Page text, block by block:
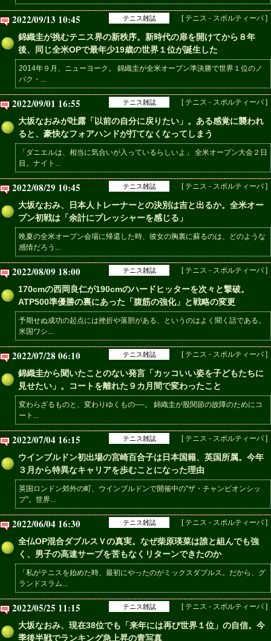
2022/09/13 10:45 テニス雑誌 [ テニス - スポルティーバ ]
錦織圭が挑むテニス界の新秩序。新時代の扉を開けてから８年
後、同じ全米OPで最年少19歳の世界１位が誕生した
2014年９月、ニューヨーク。 錦織圭が全米オープン準決勝で世界１位のノ
バク・...
2022/09/01 16:55 テニス雑誌 [ テニス - スポルティーバ ]
大坂なおみが吐露「以前の自分に戻りたい」。ある感覚に襲われ
ると、豪快なフォアハンドが打てなくなってしまう
「ダニエルは、相当に気合いが入っているらしいよ」 全米オープン大会２日
目。ナイト...
2022/08/29 10:45 テニス雑誌 [ テニス - スポルティーバ ]
大坂なおみ、日本人トレーナーとの決別は吉と出るか。全米オー
プン初戦は「余計にプレッシャーを感じる」
晩夏の全米オープン会場に帰還した時、彼女の胸裏に蘇るのは、どのような
感情だろう...
2022/08/09 18:00 テニス雑誌 [ テニス - スポルティーバ ]
170cmの西岡良仁が190cmのハードヒッターを次々と撃破。
ATP500準優勝の裏にあった「腹筋の強化」と戦略の変更
予期せぬ成功の起点には挫折や落胆がある、というのはよく聞く話である。
米国ワシ...
2022/07/28 06:10 テニス雑誌 [ テニス - スポルティーバ ]
錦織圭から聞いたことのない発言「カッコいい姿を子どもたちに
見せたい」。コートを離れた９カ月間で変わったこと
変わらざるものと、変わりゆくもの----。 錦織圭が股関節の故障のためにコ
ート...
2022/07/04 16:15 テニス雑誌 [ テニス - スポルティーバ ]
ウインブルドン初出場の宮崎百合子は日本国籍、英国所属。今年
３月から特異なキャリアを歩むことになった理由
英国ロンドン郊外の町、ウインブルドンで開催中の"ザ・チャンピオンシッ
プ"。世界...
2022/06/04 16:30 テニス雑誌 [ テニス - スポルティーバ ]
全仏OP混合ダブルスＶの真実。なぜ柴原瑛菜は誰と組んでも強
く、男子の高速サーブを苦もなくリターンできたのか
「私がテニスを始めた時、最初にやったのがミックスダブルス。だから、グ
ランドスラム...
2022/05/25 11:15 テニス雑誌 [ テニス - スポルティーバ ]
大坂なおみ、現在38位でも「来年には再び世界１位」の自信。今
季後半戦でランキング急上昇の青写真